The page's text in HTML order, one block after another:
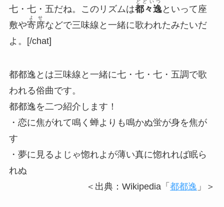
七・七・五だね。このリズムは都々逸
どどいつ
といって座
敷や寄席
よせ
などで三味線と一緒に歌われたみたいだ
よ。[/chat]
都都逸とは三味線と一緒に七・七・七・五調 で歌
われる俗曲です。
都都逸を二つ紹介します！
・恋に焦がれて鳴く蝉よりも鳴かぬ蛍が身を焦が
す
・夢に見るよじゃ惚れよが薄い真に惚れれば眠ら
れぬ
＜出典：Wikipedia「都都逸 」＞